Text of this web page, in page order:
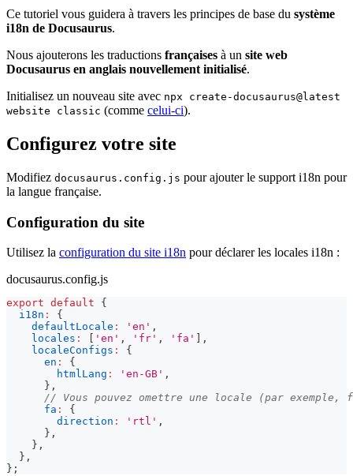
Ce tutoriel vous guidera à travers les principes de base du système
i18n de Docusaurus.
Nous ajouterons les traductions françaises à un site web
Docusaurus en anglais nouvellement initialisé.
Initialisez un nouveau site avec npx create-docusaurus@latest
website classic (comme celui-ci).
Configurez votre site
Modifiez docusaurus.config.js pour ajouter le support i18n pour
la langue française.
Configuration du site
Utilisez la configuration du site i18n pour déclarer les locales i18n :
docusaurus.config.js
export default
{
i18n :
{
defaultLocale : 'en' ,
locales : 'en' , 'fr' , 'fa'
,
localeConfigs :
{
en :
{
htmlLang : 'en-GB' ,
} ,
// Vous pouvez omettre une locale (par
fa :
{
direction : 'rtl' ,
} ,
} ,
} ,
} ;